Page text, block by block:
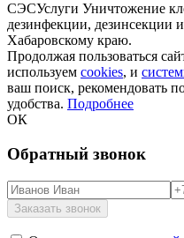
СЭСУслуги Уничтожение
дезинфекции, дезинсекции
Хабаровскому краю.
Продолжая пользоваться
используем cookies, и
ваш поиск, рекомендовать
удобства. Подробнее
ОК
Обратный звонок